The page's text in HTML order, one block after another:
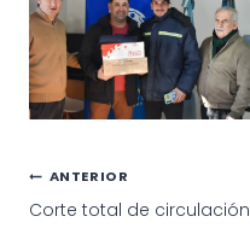
Navegación
ANTERIOR
Corte total de circulación